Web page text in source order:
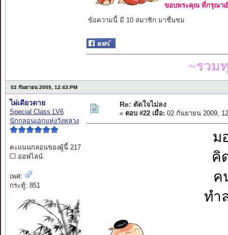
ขอบพระคุณ ที่กรุณาเ
ข้อความนี้ มี 10 สมาชิก มาชื่นชม
~รวม
02 กันยายน 2009, 12:43:PM
ไผ่เดียวดาย
Special Class LV6
นักกลอนเอกแห่งวังหลวง
คะแนนกลอนของผู้นี้ 217
ออฟไลน์
เพศ:
กระทู้: 851
Re: ตัดใจไม่ลง
« ตอบ #22 เมื่อ: 02 กันยายน 2009,
ม
คิ
ค
ทำ